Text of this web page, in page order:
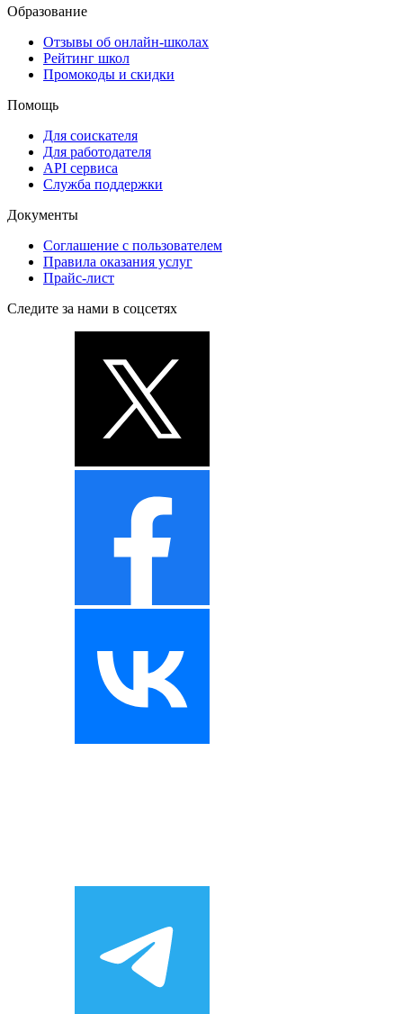
Образование
Отзывы об онлайн-школах
Рейтинг школ
Промокоды и скидки
Помощь
Для соискателя
Для работодателя
API сервиса
Служба поддержки
Документы
Соглашение с пользователем
Правила оказания услуг
Прайс-лист
Следите за нами в соцсетях